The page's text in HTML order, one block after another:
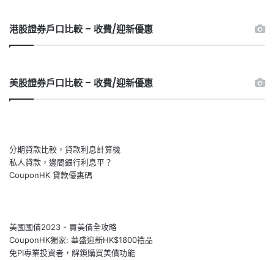
港股證券戶口比較 – 收費/迎新優惠
美股證券戶口比較 – 收費/迎新優惠
分期貸款比較，貸款利息計算機
私人貸款，邊間銀行利息平？
CouponHK 貸款優惠碼
美國國債2023 - 買美債全攻略
CouponHK獨家: 華盛迎新HK$1800禮品
免PI專業投資者，解鎖購買美債功能